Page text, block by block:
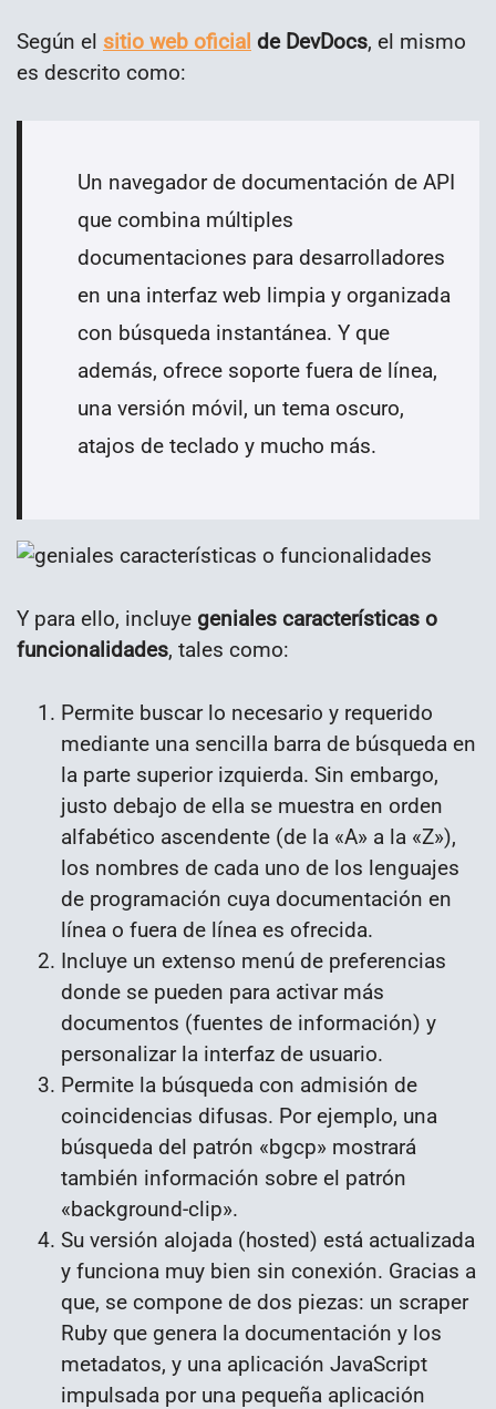
Según el sitio web oficial de DevDocs, el mismo
es descrito como:
Un navegador de documentación de API
que combina múltiples
documentaciones para desarrolladores
en una interfaz web limpia y organizada
con búsqueda instantánea. Y que
además, ofrece soporte fuera de línea,
una versión móvil, un tema oscuro,
atajos de teclado y mucho más.
Y para ello, incluye geniales características o
funcionalidades, tales como:
Permite buscar lo necesario y requerido
mediante una sencilla barra de búsqueda en
la parte superior izquierda. Sin embargo,
justo debajo de ella se muestra en orden
alfabético ascendente (de la «A» a la «Z»),
los nombres de cada uno de los lenguajes
de programación cuya documentación en
línea o fuera de línea es ofrecida.
Incluye un extenso menú de preferencias
donde se pueden para activar más
documentos (fuentes de información) y
personalizar la interfaz de usuario.
Permite la búsqueda con admisión de
coincidencias difusas. Por ejemplo, una
búsqueda del patrón «bgcp» mostrará
también información sobre el patrón
«background-clip».
Su versión alojada (hosted) está actualizada
y funciona muy bien sin conexión. Gracias a
que, se compone de dos piezas: un scraper
Ruby que genera la documentación y los
metadatos, y una aplicación JavaScript
impulsada por una pequeña aplicación